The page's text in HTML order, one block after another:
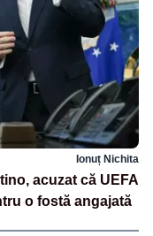
Ionuț Nichita
acuzat că UEFA
o fostă angajată